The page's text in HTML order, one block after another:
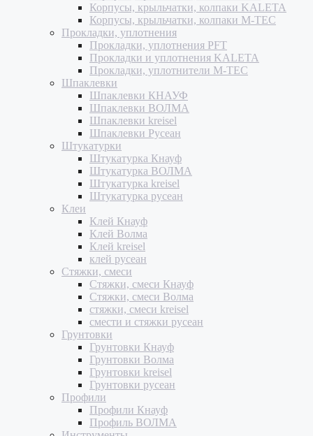
Корпусы, крыльчатки, колпаки KALETA
Корпусы, крыльчатки, колпаки M-TEC
Прокладки, уплотнения
Прокладки, уплотнения PFT
Прокладки и уплотнения KALETA
Прокладки, уплотнители M-TEC
Шпаклевки
Шпаклевки КНАУФ
Шпаклевки ВОЛМА
Шпаклевки kreisel
Шпаклевки Русеан
Штукатурки
Штукатурка Кнауф
Штукатурка ВОЛМА
Штукатурка kreisel
Штукатурка русеан
Клеи
Клей Кнауф
Клей Волма
Клей kreisel
клей русеан
Стяжки, смеси
Стяжки, смеси Кнауф
Стяжки, смеси Волма
стяжки, смеси kreisel
смести и стяжки русеан
Грунтовки
Грунтовки Кнауф
Грунтовки Волма
Грунтовки kreisel
Грунтовки русеан
Профили
Профили Кнауф
Профиль ВОЛМА